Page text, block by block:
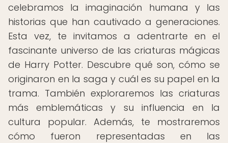
celebramos la imaginación humana y las
historias que han cautivado a generaciones.
Esta vez, te invitamos a adentrarte en el
fascinante universo de las criaturas mágicas
de Harry Potter. Descubre qué son, cómo se
originaron en la saga y cuál es su papel en la
trama. También exploraremos las criaturas
más emblemáticas y su influencia en la
cultura popular. Además, te mostraremos
cómo fueron representadas en las